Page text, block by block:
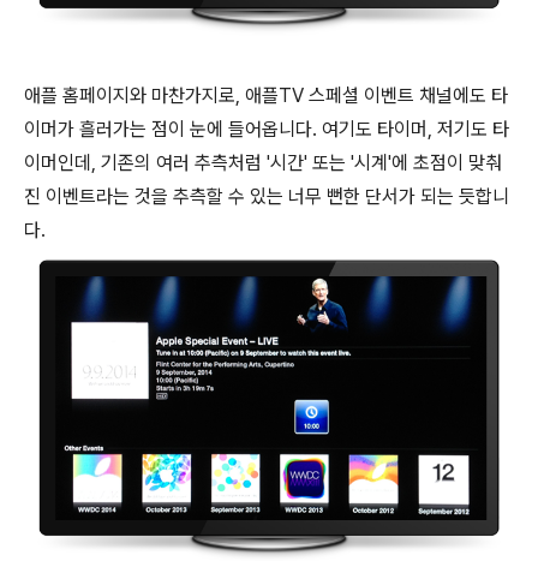
애플 홈페이지와 마찬가지로, 애플TV 스페셜 이벤트 채널에도 타
이머가 흘러가는 점이 눈에 들어옵니다. 여기도 타이머, 저기도 타
이머인데, 기존의 여러 추측처럼 '시간' 또는 '시계'에 초점이 맞춰
진 이벤트라는 것을 추측할 수 있는 너무 뻔한 단서가 되는 듯합니
다.